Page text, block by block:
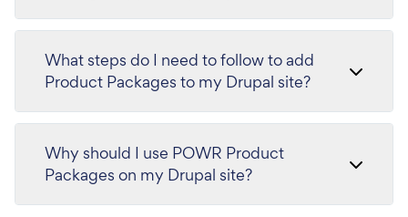
What steps do I need to follow to add
Product Packages to my Drupal site?
Why should I use POWR Product
Packages on my Drupal site?